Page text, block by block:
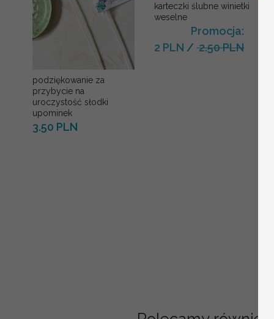
podziękowanie za
przybycie na
uroczystość słodki
upominek
3.50 PLN
karteczki ślubne winietki
weselne
Promocja:
2 PLN /2.50 PLN